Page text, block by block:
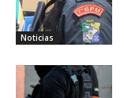
Noticias